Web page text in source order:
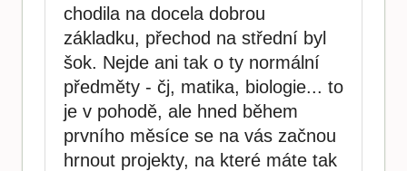
chodila na docela dobrou
základku, přechod na střední byl
šok. Nejde ani tak o ty normální
předměty - čj, matika, biologie... to
je v pohodě, ale hned během
prvního měsíce se na vás začnou
hrnout projekty, na které máte tak